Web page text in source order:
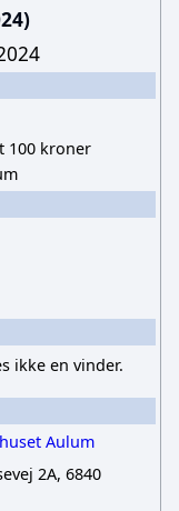
100 kroner
ikke en vinder.
Aulum
2A, 6840